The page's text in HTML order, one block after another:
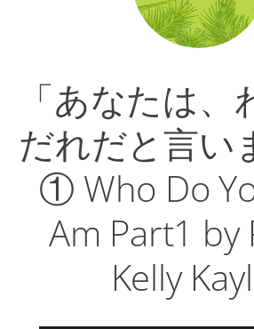
「あなたは、
だれだと言い
① Who Do
Am Part1 by
Kelly